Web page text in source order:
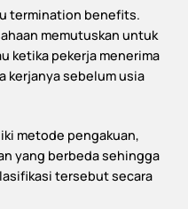
termination benefits.
memutuskan untuk
ketika pekerja menerima
kerjanya sebelum usia
metode pengakuan,
yang berbeda sehingga
tersebut secara